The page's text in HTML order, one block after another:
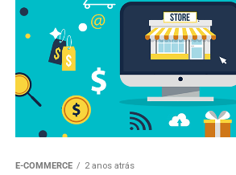
E-COMMERCE 2 anos atrás